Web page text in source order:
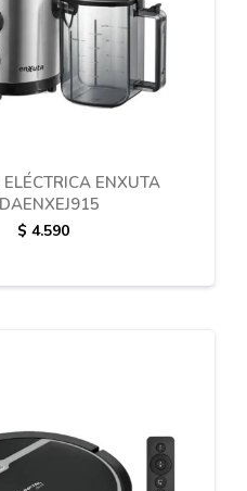
ENXUTA
$ 4.590